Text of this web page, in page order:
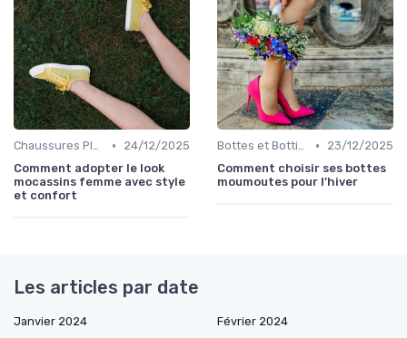
Chaussures Plates et Ballerines •
24/12/2025
Comment adopter le look
mocassins femme avec style
et confort
Bottes et Bottines •
23/12/2025
Comment choisir ses bottes
moumoutes pour l’hiver
Les articles par date
Janvier 2024
Février 2024